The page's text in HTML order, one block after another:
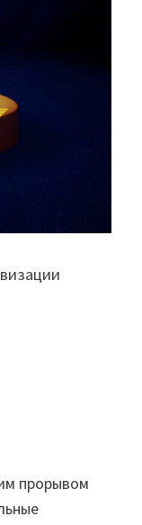
прорывом